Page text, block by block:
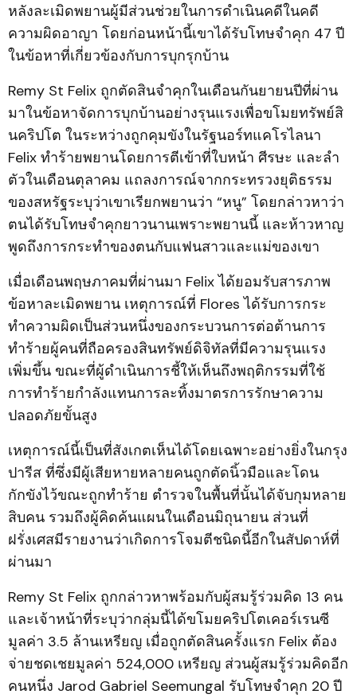
หลังละเมิดพยานผู้มีส่วนช่วยในการดำเนินคดีในคดี
ความผิดอาญา โดยก่อนหน้านี้เขาได้รับโทษจำคุก 47 ปี
ในข้อหาที่เกี่ยวข้องกับการบุกรุกบ้าน
Remy St Felix ถูกตัดสินจำคุกในเดือนกันยายนปีที่ผ่าน
มาในข้อหาจัดการบุกบ้านอย่างรุนแรงเพื่อขโมยทรัพย์สิ
นคริปโต ในระหว่างถูกคุมขังในรัฐนอร์ทแคโรไลนา
Felix ทำร้ายพยานโดยการตีเข้าที่ใบหน้า ศีรษะ และลำ
ตัวในเดือนตุลาคม แถลงการณ์จากกระทรวงยุติธรรม
ของสหรัฐระบุว่าเขาเรียกพยานว่า “หนู” โดยกล่าวหาว่า
ตนได้รับโทษจำคุกยาวนานเพราะพยานนี้ และห้าวหาญ
พูดถึงการกระทำของตนกับแฟนสาวและแม่ของเขา
เมื่อเดือนพฤษภาคมที่ผ่านมา Felix ได้ยอมรับสารภาพ
ข้อหาละเมิดพยาน เหตุการณ์ที่ Flores ได้รับการกระ
ทำความผิดเป็นส่วนหนึ่งของกระบวนการต่อต้านการ
ทำร้ายผู้คนที่ถือครองสินทรัพย์ดิจิทัลที่มีความรุนแรง
เพิ่มขึ้น ขณะที่ผู้ดำเนินการชี้ให้เห็นถึงพฤติกรรมที่ใช้
การทำร้ายกำลังแทนการละทิ้งมาตรการรักษาความ
ปลอดภัยขั้นสูง
เหตุการณ์นี้เป็นที่สังเกตเห็นได้โดยเฉพาะอย่างยิ่งในกรุง
ปารีส ที่ซึ่งมีผู้เสียหายหลายคนถูกตัดนิ้วมือและโดน
กักขังไว้ขณะถูกทำร้าย ตำรวจในพื้นที่นั้นได้จับกุมหลาย
สิบคน รวมถึงผู้คิดค้นแผนในเดือนมิถุนายน ส่วนที่
ฝรั่งเศสมีรายงานว่าเกิดการโจมตีชนิดนี้อีกในสัปดาห์ที่
ผ่านมา
Remy St Felix ถูกกล่าวหาพร้อมกับผู้สมรู้ร่วมคิด 13 คน
และเจ้าหน้าที่ระบุว่ากลุ่มนี้ได้ขโมยคริปโตเคอร์เรนซี
มูลค่า 3.5 ล้านเหรียญ เมื่อถูกตัดสินครั้งแรก Felix ต้อง
จ่ายชดเชยมูลค่า 524,000 เหรียญ ส่วนผู้สมรู้ร่วมคิดอีก
คนหนึ่ง Jarod Gabriel Seemungal รับโทษจำคุก 20 ปี